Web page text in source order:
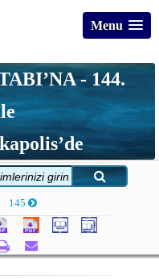
Menu
- 144.
145